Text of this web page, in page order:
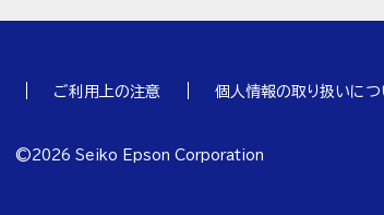
ご利用上の注意 個人情報の取り扱いにつ
©2026 Seiko Epson Corporation